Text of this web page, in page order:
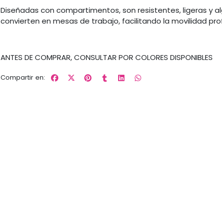
Diseñadas con compartimentos, son resistentes, ligeras y
convierten en mesas de trabajo, facilitando la movilidad
ANTES DE COMPRAR, CONSULTAR POR COLORES DISPONIBLES
Compartir en: